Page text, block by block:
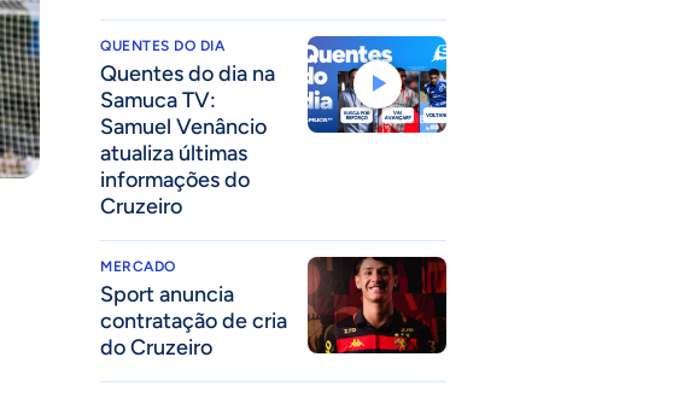
QUENTES DO DIA
Quentes do dia na
Samuca TV:
Samuel Venâncio
atualiza últimas
informações do
Cruzeiro
MERCADO
Sport anuncia
contratação de cria
do Cruzeiro